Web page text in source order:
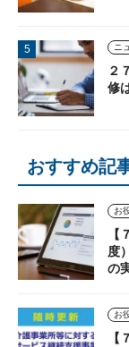
ニ
２
修
おすすめ記
度
の